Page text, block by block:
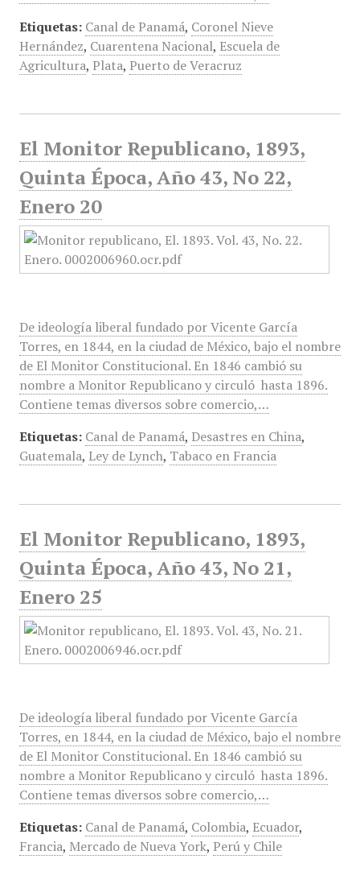
Etiquetas: Canal de Panamá, Coronel Nieve
Hernández, Cuarentena Nacional, Escuela de
Agricultura, Plata, Puerto de Veracruz
El Monitor Republicano, 1893,
Quinta Época, Año 43, No 22,
Enero 20
De ideología liberal fundado por Vicente García
Torres, en 1844, en la ciudad de México, bajo el nombre
de El Monitor Constitucional. En 1846 cambió su
nombre a Monitor Republicano y circuló hasta 1896.
Contiene temas diversos sobre comercio,…
Etiquetas: Canal de Panamá, Desastres en China,
Guatemala, Ley de Lynch, Tabaco en Francia
El Monitor Republicano, 1893,
Quinta Época, Año 43, No 21,
Enero 25
De ideología liberal fundado por Vicente García
Torres, en 1844, en la ciudad de México, bajo el nombre
de El Monitor Constitucional. En 1846 cambió su
nombre a Monitor Republicano y circuló hasta 1896.
Contiene temas diversos sobre comercio,…
Etiquetas: Canal de Panamá, Colombia, Ecuador,
Francia, Mercado de Nueva York, Perú y Chile